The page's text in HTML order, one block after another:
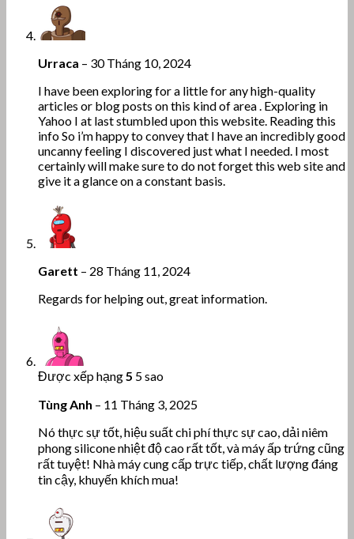
Urraca – 30 Tháng 10, 2024
I have been exploring for a little for any high-quality
articles or blog posts on this kind of area . Exploring in
Yahoo I at last stumbled upon this website. Reading this
info So i’m happy to convey that I have an incredibly good
uncanny feeling I discovered just what I needed. I most
certainly will make sure to do not forget this web site and
give it a glance on a constant basis.
Garett – 28 Tháng 11, 2024
Regards for helping out, great information.
Được xếp hạng 5 5 sao
Tùng Anh – 11 Tháng 3, 2025
Nó thực sự tốt, hiệu suất chi phí thực sự cao, dải niêm
phong silicone nhiệt độ cao rất tốt, và máy ấp trứng cũng
rất tuyệt! Nhà máy cung cấp trực tiếp, chất lượng đáng
tin cậy, khuyến khích mua!